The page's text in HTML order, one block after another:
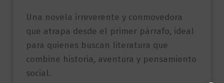
Una novela irreverente y conmovedora
que atrapa desde el primer párrafo, ideal
para quienes buscan literatura que
combine historia, aventura y pensamiento
social.